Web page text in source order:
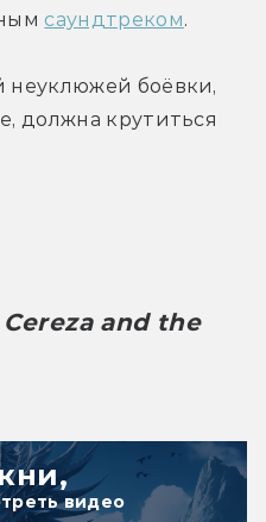
саундтреком.
неуклюжей боёвки,
должна крутиться
and the
видео